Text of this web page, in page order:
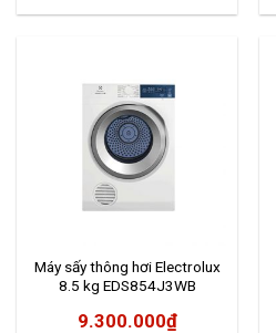
Máy sấy thông hơi Electrolux
8.5 kg EDS854J3WB
9.300.000₫